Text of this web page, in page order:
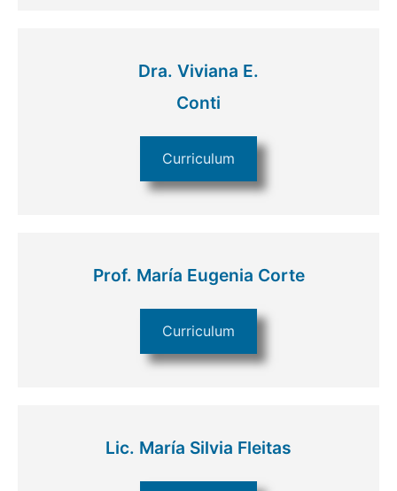
Dra. Viviana E.
Conti
Curriculum
Prof. María Eugenia Corte
Curriculum
Lic. María Silvia Fleitas